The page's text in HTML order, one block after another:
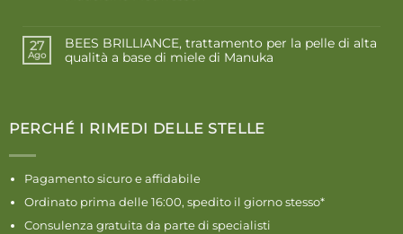
27
Ago
BEES BRILLIANCE, trattamento per la pelle di alta
qualità a base di miele di Manuka
PERCHÉ I RIMEDI DELLE STELLE
Pagamento sicuro e affidabile
Ordinato prima delle 16:00, spedito il giorno stesso*
Consulenza gratuita da parte di specialisti